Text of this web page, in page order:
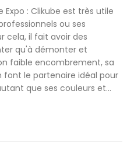
Expo : Clikube est très utile
ou ses
cela, il fait avoir des
qu'à démonter et
faible encombrement, sa
font le partenaire idéal pour
que ses couleurs et...